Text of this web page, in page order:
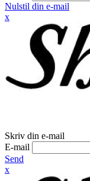
Nulstil din e-mail
x
Skriv din e-mail
E-mail
Send
x